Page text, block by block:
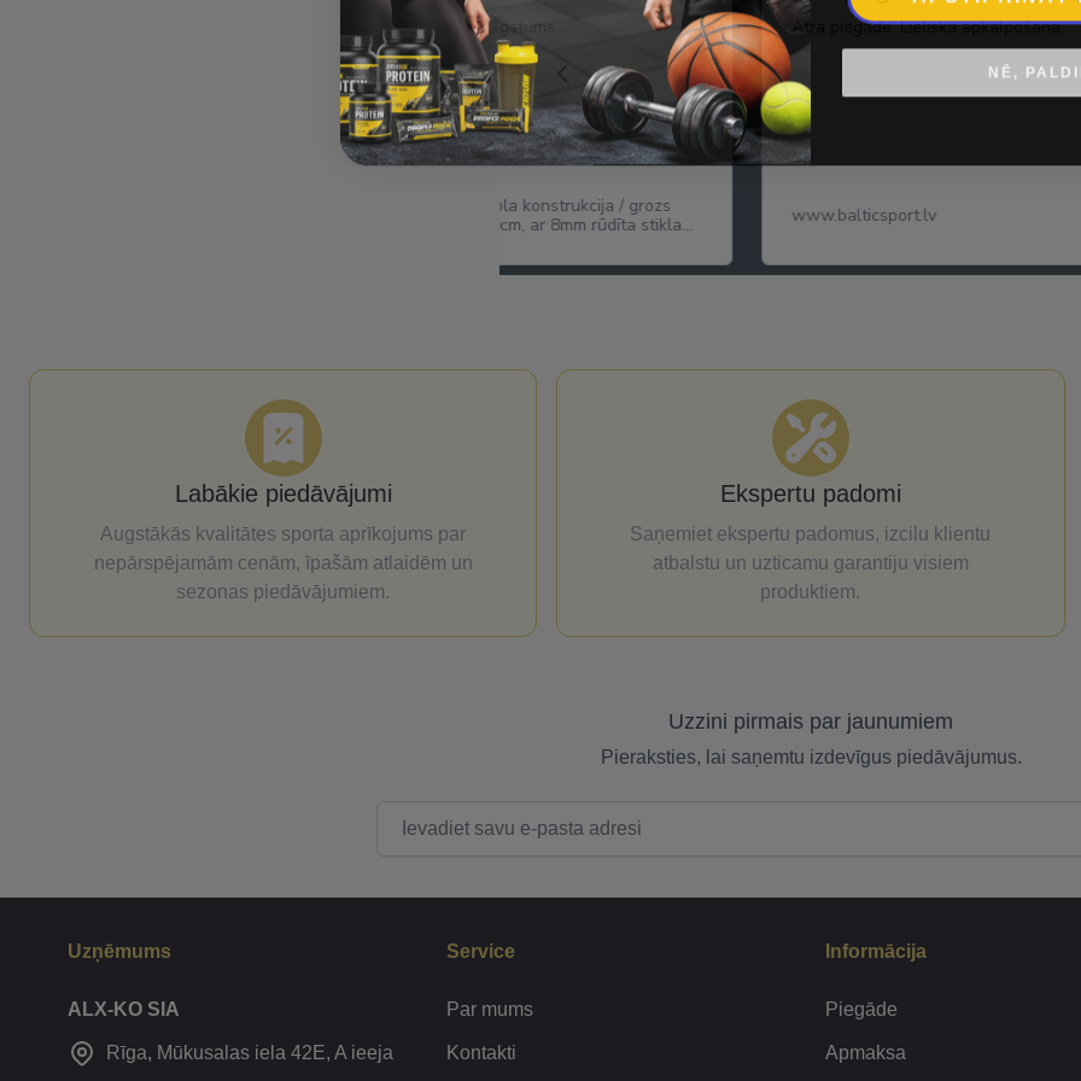
Ātra piegāde. Lieliska apkalpošana.
Vienas no garšīgākajām datelēm! Jūt
popkorna graudiņus, ļooooti līdzīga
popkornam kinoteātrī. Saldas,
True Dates Caramel Popcorn
karameļu popkorna garšu
Labākie piedāvājumi
Augstākās kvalitātes sporta aprīkojums par
nepārspējamām cenām, īpašām atlaidēm un
sezonas piedāvājumiem.
Ekspertu padomi
Saņemiet ekspertu padomus, izcilu klientu
atbalstu un uzticamu garantiju visiem
produktiem.
Uzzini pirmais par jaunumiem
Pieraksties, lai saņemtu izdevīgus piedāvājumus.
Uzņēmums
ALX-KO SIA
Rīga, Mūkusalas iela 42E, A ieeja
Service
Par mums
Kontakti
Informācija
Piegāde
Apmaksa
NĒ,